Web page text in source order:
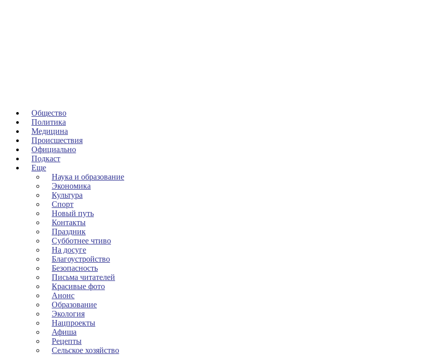
Общество
Политика
Медицина
Происшествия
Официально
Подкаст
Еще
Наука и образование
Экономика
Культура
Спорт
Новый путь
Контакты
Праздник
Субботнее чтиво
На досуге
Благоустройство
Безопасность
Письма читателей
Красивые фото
Анонс
Образование
Экология
Нацпроекты
Афиша
Рецепты
Сельское хозяйство